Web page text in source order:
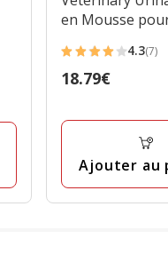
en Mousse
4.3
étoiles
7
4.3(7)
Prix
18.79€
Ajouter au